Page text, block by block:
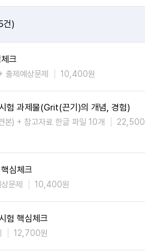
건)
크
제예상문제 10,400원
험 과제물(Grit(끈기)의 개념, 경험)
본) + 참고자료 한글 파일 10개
22,500
심체크
문제 10,400원
험 핵심체크
12,700원